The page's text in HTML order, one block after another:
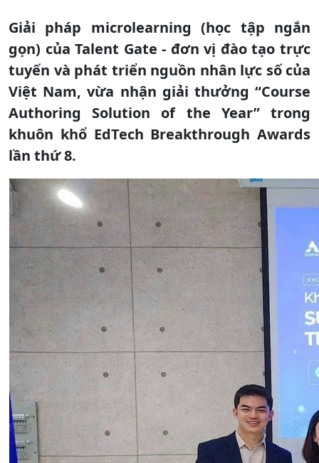
Giải pháp microlearning (học tập ngắn
gọn) của Talent Gate - đơn vị đào tạo trực
tuyến và phát triển nguồn nhân lực số của
Việt Nam, vừa nhận giải thưởng “Course
Authoring Solution of the Year” trong
khuôn khổ EdTech Breakthrough Awards
lần thứ 8.